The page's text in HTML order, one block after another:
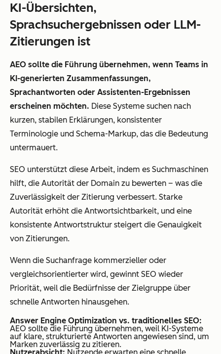
KI-Übersichten,
Sprachsuchergebnissen oder LLM-
Zitierungen ist
AEO sollte die Führung übernehmen, wenn Teams in
KI-generierten Zusammenfassungen,
Sprachantworten oder Assistenten-Ergebnissen
erscheinen möchten. Diese Systeme suchen nach
kurzen, stabilen Erklärungen, konsistenter
Terminologie und Schema-Markup, das die Bedeutung
untermauert.
SEO unterstützt diese Arbeit, indem es Suchmaschinen
hilft, die Autorität der Domain zu bewerten – was die
Zuverlässigkeit der Zitierung verbessert. Starke
Autorität erhöht die Antwortsichtbarkeit, und eine
konsistente Antwortstruktur steigert die Genauigkeit
von Zitierungen.
Wenn die Suchanfrage kommerzieller oder
vergleichsorientierter wird, gewinnt SEO wieder
Priorität, weil die Bedürfnisse der Zielgruppe über
schnelle Antworten hinausgehen.
Answer Engine Optimization vs. traditionelles SEO:
AEO sollte die Führung übernehmen, weil KI-Systeme
auf klare, strukturierte Antworten angewiesen sind, um
Marken zuverlässig zu zitieren.